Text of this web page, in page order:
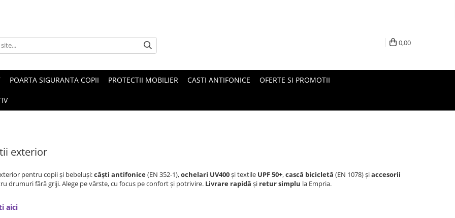
0,00
POARTA SIGURANTA COPII PROTECTII MOBILIER CASTI ANTIFONICE OFERTE SI PROMOTII
exterior
pentru copii și bebeluși:căști antifonice(EN 352-1),ochelari UV400și textile UPF 50+,cască bicicletă (EN 1078) șiaccesorii
drumuri fără griji. Alege pe vârste, cu focus pe confort și potrivire. Livrare rapidă și retur simplu la Empria.
aici